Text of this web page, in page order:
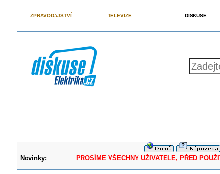
ZPRAVODAJSTVÍ TELEVIZE DISKUSE
Novinky: PROSÍME VŠECHNY UŽIVATELE, PŘED